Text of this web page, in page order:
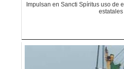
Impulsan en Sancti Spíritus uso de
estatales